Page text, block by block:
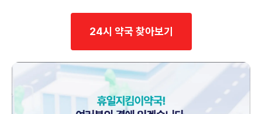
24시 약국 찾아보기